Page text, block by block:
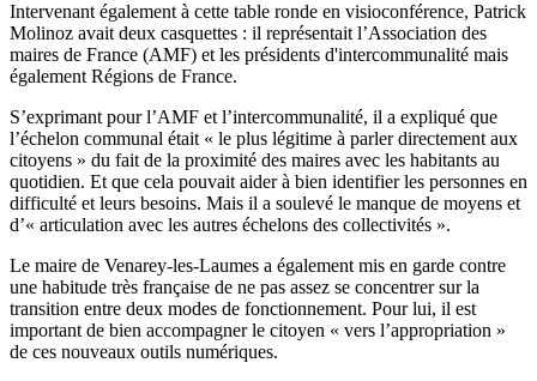
Intervenant également à cette table ronde en visioconférence, Patrick
Molinoz avait deux casquettes : il représentait l’Association des
maires de France (AMF) et les présidents d'intercommunalité mais
également Régions de France.
S’exprimant pour l’AMF et l’intercommunalité, il a expliqué que
l’échelon communal était « le plus légitime à parler directement aux
citoyens » du fait de la proximité des maires avec les habitants au
quotidien. Et que cela pouvait aider à bien identifier les personnes en
difficulté et leurs besoins. Mais il a soulevé le manque de moyens et
d’« articulation avec les autres échelons des collectivités ».
Le maire de Venarey-les-Laumes a également mis en garde contre
une habitude très française de ne pas assez se concentrer sur la
transition entre deux modes de fonctionnement. Pour lui, il est
important de bien accompagner le citoyen « vers l’appropriation »
de ces nouveaux outils numériques.